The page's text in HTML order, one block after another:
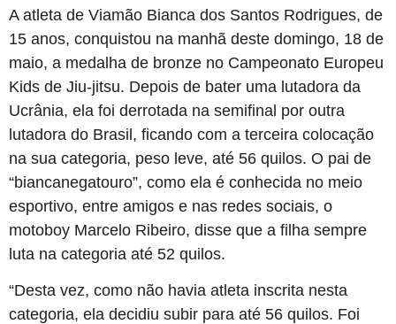
A atleta de Viamão Bianca dos Santos Rodrigues, de
15 anos, conquistou na manhã deste domingo, 18 de
maio, a medalha de bronze no Campeonato Europeu
Kids de Jiu-jitsu. Depois de bater uma lutadora da
Ucrânia, ela foi derrotada na semifinal por outra
lutadora do Brasil, ficando com a terceira colocação
na sua categoria, peso leve, até 56 quilos. O pai de
“biancanegatouro”, como ela é conhecida no meio
esportivo, entre amigos e nas redes sociais, o
motoboy Marcelo Ribeiro, disse que a filha sempre
luta na categoria até 52 quilos.
“Desta vez, como não havia atleta inscrita nesta
categoria, ela decidiu subir para até 56 quilos. Foi